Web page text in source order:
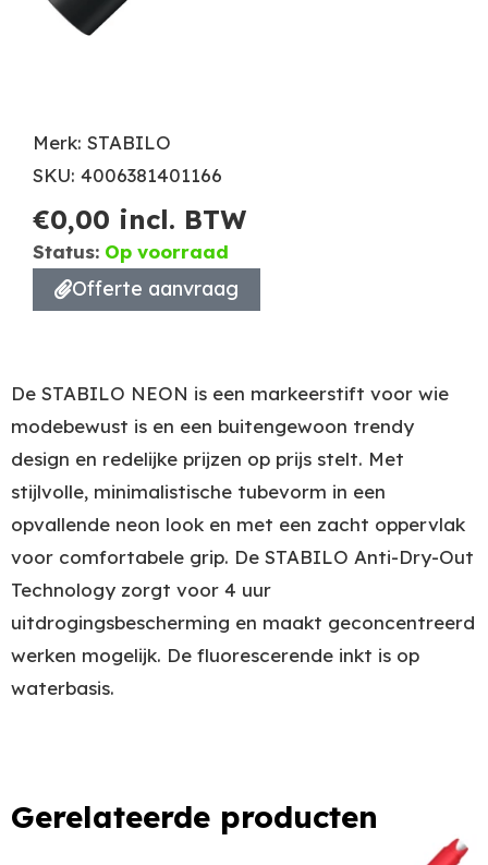
Merk: STABILO
SKU: 4006381401166
€0,00 incl. BTW
Status: Op voorraad
Offerte aanvraag
De STABILO NEON is een markeerstift voor wie
modebewust is en een buitengewoon trendy
design en redelijke prijzen op prijs stelt. Met
stijlvolle, minimalistische tubevorm in een
opvallende neon look en met een zacht oppervlak
voor comfortabele grip. De STABILO Anti-Dry-Out
Technology zorgt voor 4 uur
uitdrogingsbescherming en maakt geconcentreerd
werken mogelijk. De fluorescerende inkt is op
waterbasis.
Gerelateerde producten